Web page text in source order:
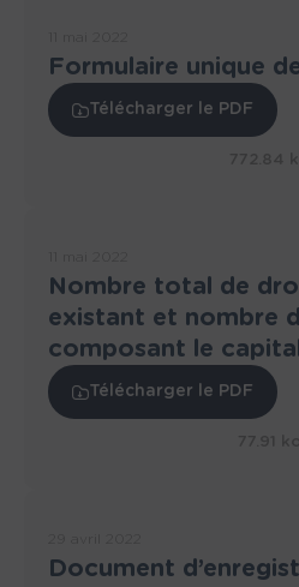
Formulaire unique
Télécharger le PDF
Nombre total de
existant et nombre
composant le
Télécharger le PDF
Document